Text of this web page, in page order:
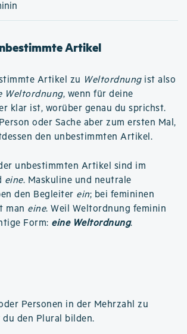
Artikel
Artikel zu Weltordnungist also
Weltordnung, wenn für deine
klar ist, worüber genau du sprichst.
oder Sache aber zum ersten Mal,
den unbestimmten Artikel.
unbestimmten Artikel sind im
eine. Maskuline und neutrale
den Begleiter ein; bei femininen
man eine. Weil Weltordnung feminin
Form: eine Weltordnung.
Personen in der Mehrzahl zu
du den Plural bilden.